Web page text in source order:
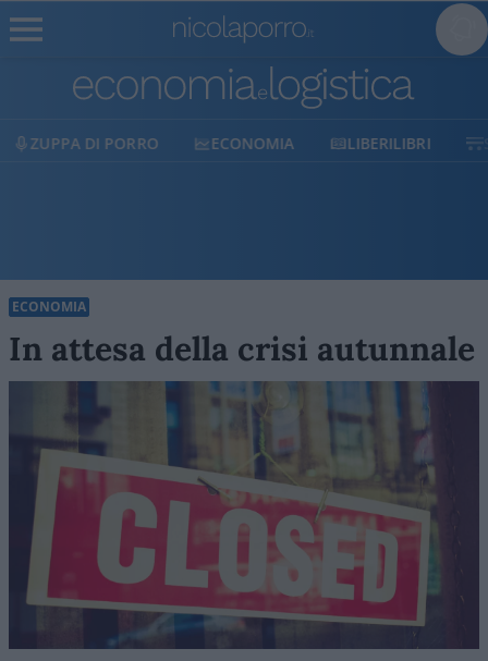
ECONOMIA LIBERILIBRI SHOP SOSTIENICI
ECONOMIA
In attesa della crisi autunnale